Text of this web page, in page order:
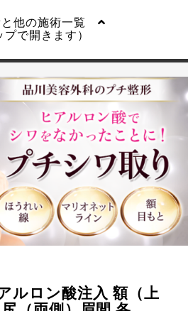
他の施術一覧
プで開きます）
ルロン酸注入 額（上